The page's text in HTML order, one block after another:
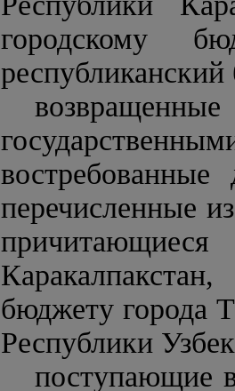
городскому
перечисленные
бюджету города
Республики
поступающие